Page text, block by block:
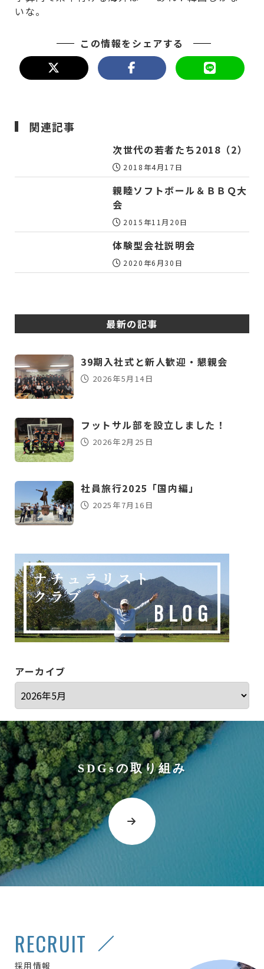
いな。
この情報をシェアする
関連記事
次世代の若者たち2018（2）
2018年4月17日
親睦ソフトボール＆ＢＢＱ大
会
2015年11月20日
体験型会社説明会
2020年6月30日
最新の記事
39期入社式と新人歓迎・懇親会
2026年5月14日
フットサル部を設立しました！
2026年2月25日
社員旅行2025「国内編」
2025年7月16日
アーカイブ
SDGsの取り組み
RECRUIT
採用情報